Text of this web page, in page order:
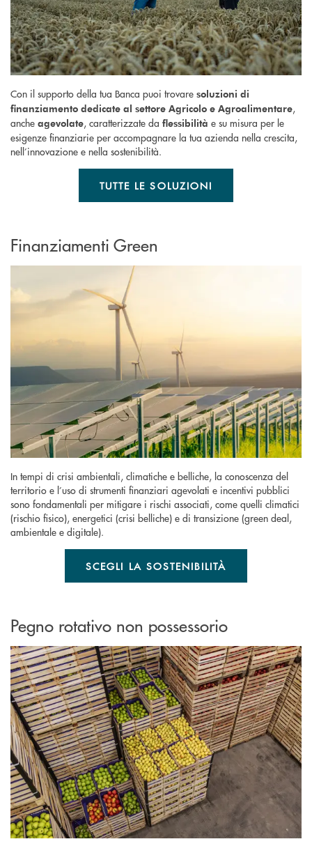
Con il supporto della tua Banca puoi trovare soluzioni di
finanziamento dedicate al settore Agricolo e Agroalimentare,
anche agevolate, caratterizzate da flessibilità e su misura per le
esigenze finanziarie per accompagnare la tua azienda nella crescita,
nell’innovazione e nella sostenibilità.
TUTTE LE SOLUZIONI
Finanziamenti Green
In tempi di crisi ambientali, climatiche e belliche, la conoscenza del
territorio e l’uso di strumenti finanziari agevolati e incentivi pubblici
sono fondamentali per mitigare i rischi associati, come quelli climatici
(rischio fisico), energetici (crisi belliche) e di transizione (green deal,
ambientale e digitale).
SCEGLI LA SOSTENIBILITÀ
Pegno rotativo non possessorio